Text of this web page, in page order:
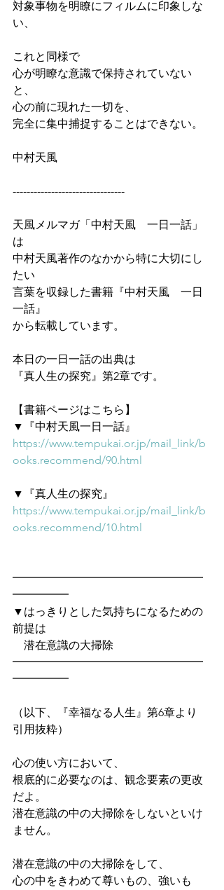
対象事物を明瞭にフィルムに印象しな
い、
これと同様で
心が明瞭な意識で保持されていない
と、
心の前に現れた一切を、
完全に集中捕捉することはできない。
中村天風
--------------------------------
天風メルマガ「中村天風　一日一話」
は
中村天風著作のなかから特に大切にし
たい
言葉を収録した書籍『中村天風　一日
一話』
から転載しています。
本日の一日一話の出典は
『真人生の探究』第2章です。
【書籍ページはこちら】
▼『中村天風一日一話』
https://www.tempukai.or.jp/mail_link/b
ooks.recommend/90.html
▼『真人生の探究』
https://www.tempukai.or.jp/mail_link/b
ooks.recommend/10.html
━━━━━━━━━━━━━━━━━
━━━━━
▼はっきりとした気持ちになるための
前提は
潜在意識の大掃除
━━━━━━━━━━━━━━━━━
━━━━━
（以下、『幸福なる人生』第6章より
引用抜粋）
心の使い方において、
根底的に必要なのは、観念要素の更改
だよ。
潜在意識の中の大掃除をしないといけ
ません。
潜在意識の中の大掃除をして、
心の中をきわめて尊いもの、強いも